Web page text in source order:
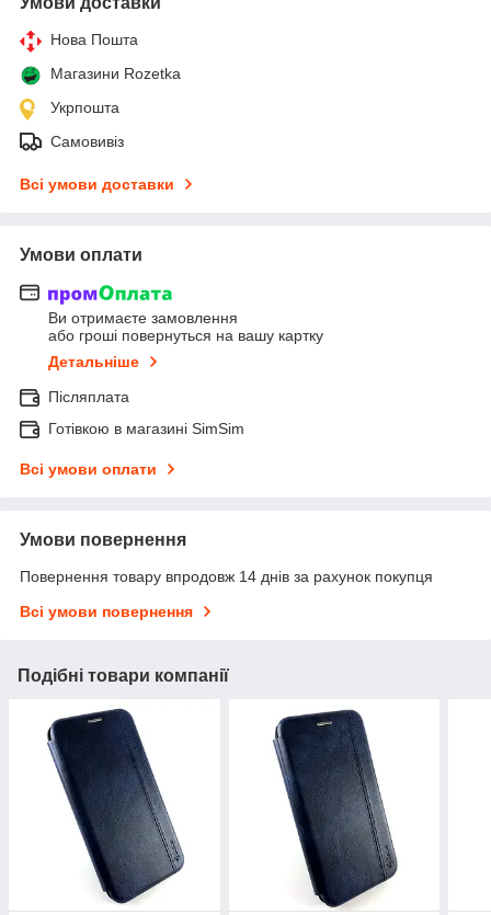
Нова Пошта
Магазини Rozetka
Укрпошта
Самовивіз
Всі умови доставки
Умови оплати
Ви отримаєте замовлення
або гроші повернуться на вашу картку
Детальніше
Післяплата
Готівкою в магазині SimSim
Всі умови оплати
Умови повернення
Повернення товару впродовж 14 днів за рахунок покупця
Всі умови повернення
Подібні товари компанії